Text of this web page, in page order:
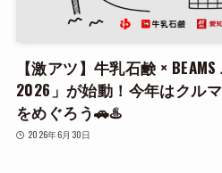
【激アツ】牛乳石鹸 ×
2026」が始動！今年はクル
をめぐろう🚗♨️
2026年6月30日